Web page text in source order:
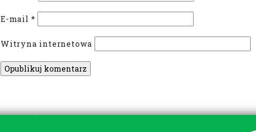
E-mail *
Witryna internetowa